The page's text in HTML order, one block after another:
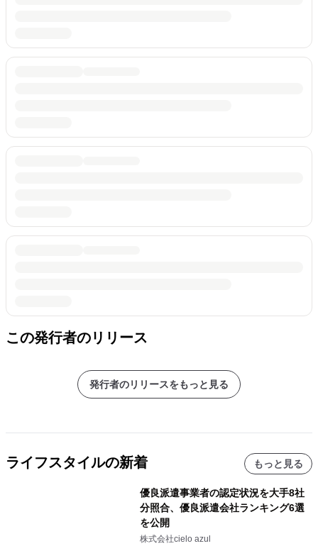
この発行者のリリース
発行者のリリースをもっと見る
ライフスタイルの新着 もっと見る
優良派遣事業者の認定状況を大手8社
分照合、優良派遣会社ランキング6選
を公開
株式会社cielo azul